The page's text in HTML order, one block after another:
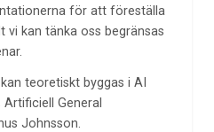
för att föreställa
vi kan tänka oss begränsas
teoretiskt byggas i AI
General
Johnsson.